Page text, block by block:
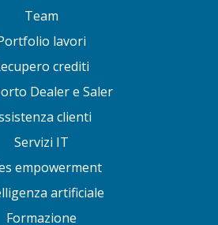
Team
lavori
crediti
Dealer e Saler
clienti
Servizi IT
empowerment
artificiale
Formazione